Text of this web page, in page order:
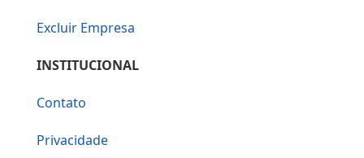
Excluir Empresa
INSTITUCIONAL
Contato
Privacidade